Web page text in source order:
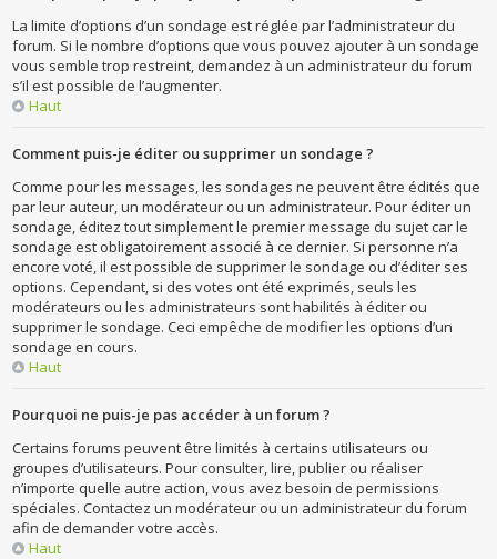
La limite d’options d’un sondage est réglée par l’administrateur du
forum. Si le nombre d’options que vous pouvez ajouter à un sondage
vous semble trop restreint, demandez à un administrateur du forum
s’il est possible de l’augmenter.
Haut
Comment puis-je éditer ou supprimer un sondage ?
Comme pour les messages, les sondages ne peuvent être édités que
par leur auteur, un modérateur ou un administrateur. Pour éditer un
sondage, éditez tout simplement le premier message du sujet car le
sondage est obligatoirement associé à ce dernier. Si personne n’a
encore voté, il est possible de supprimer le sondage ou d’éditer ses
options. Cependant, si des votes ont été exprimés, seuls les
modérateurs ou les administrateurs sont habilités à éditer ou
supprimer le sondage. Ceci empêche de modifier les options d’un
sondage en cours.
Haut
Pourquoi ne puis-je pas accéder à un forum ?
Certains forums peuvent être limités à certains utilisateurs ou
groupes d’utilisateurs. Pour consulter, lire, publier ou réaliser
n’importe quelle autre action, vous avez besoin de permissions
spéciales. Contactez un modérateur ou un administrateur du forum
afin de demander votre accès.
Haut